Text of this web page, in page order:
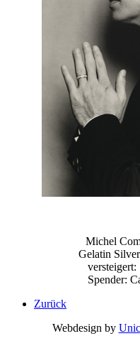
Michel
Gelatin
versteigert:
Spender:
Zurück
Webdesign by